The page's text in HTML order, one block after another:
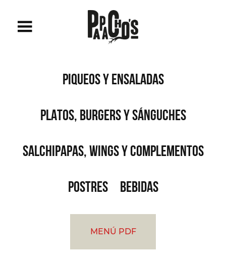
PIQUEOS Y ENSALADAS
PLATOS, BURGERS Y SÁNGUCHES
SALCHIPAPAS, WINGS Y COMPLEMENTOS
POSTRES
BEBIDAS
MENÚ PDF